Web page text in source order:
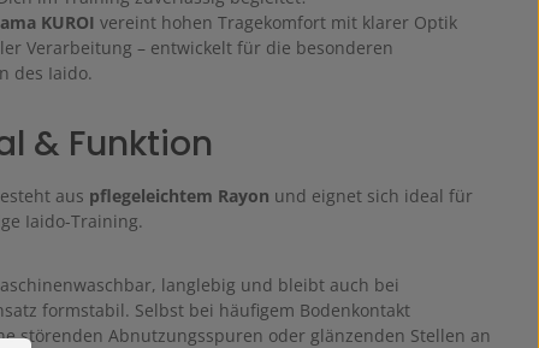
KUROI vereint hohen Tragekomfort mit klarer Optik
Verarbeitung – entwickelt für die besonderen
des Iaido.
& Funktion
aus pflegeleichtem Rayon und eignet sich ideal für
Iaido-Training.
langlebig und bleibt auch bei
formstabil. Selbst bei häufigem Bodenkontakt
störenden Abnutzungsspuren oder glänzenden Stellen an